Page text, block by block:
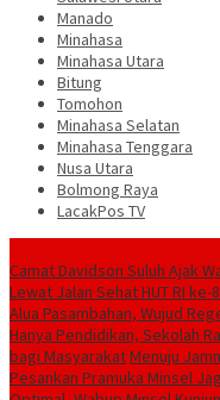
Manado
Minahasa
Minahasa Utara
Bitung
Tomohon
Minahasa Selatan
Minahasa Tenggara
Nusa Utara
Bolmong Raya
LacakPos TV
Camat Davidson Suluh Ajak
Lewat Jalan Sehat HUT RI ke-
Alua Pasambahan, Wujud
Hanya Pendidikan, Sekolah
bagi MasyarakatMenuju
Pesankan Pramuka Minsel